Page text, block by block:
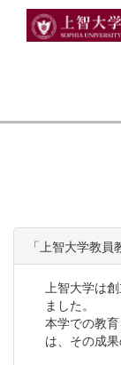
「上智大学教
上智大学は
ました。
本学での教
は、その成